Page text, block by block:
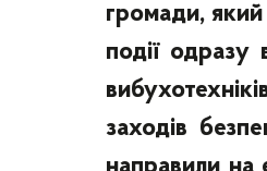
громади,
події одразу
заходів